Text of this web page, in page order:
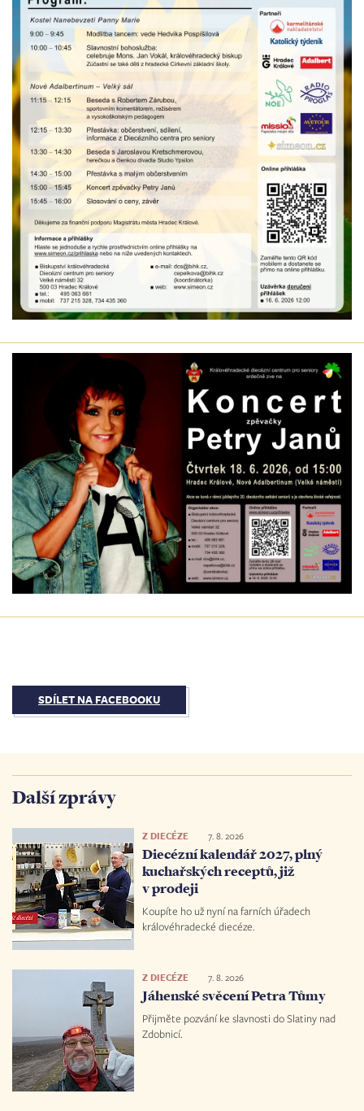
SDÍLET NA FACEBOOKU
Další zprávy
Z DIECÉZE 7. 8. 2026
Diecézní kalendář 2027, plný
kuchařských receptů, již
v prodeji
Koupíte ho už nyní na farních úřadech
královéhradecké diecéze.
Z DIECÉZE 7. 8. 2026
Jáhenské svěcení Petra Tůmy
Přijměte pozvání ke slavnosti do Slatiny nad
Zdobnicí.